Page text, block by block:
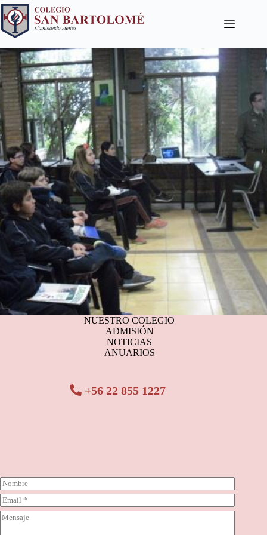
NUESTRO COLEGIO
ADMISIÓN
NOTICIAS
ANUARIOS
+56 22 855 1227
N
o
m
b
r
C
o
r
C